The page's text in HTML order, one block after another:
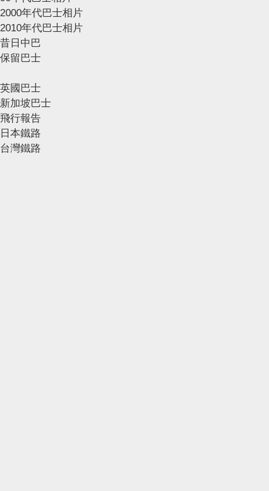
2000年代巴士相片
2010年代巴士相片
昔日中巴
保留巴士
英國巴士
新加坡巴士
飛行報告
日本鐵路
台灣鐵路